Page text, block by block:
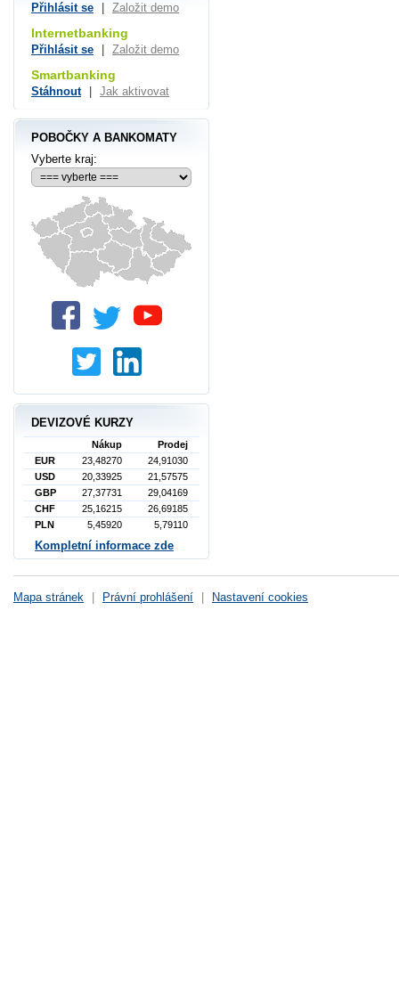
Přihlásit se Založit demo
Internetbanking
Přihlásit se Založit demo
Smartbanking
Stáhnout Jak aktivovat
POBOČKY A BANKOMATY
Vyberte kraj:
DEVIZOVÉ KURZY
Nákup
Prodej
EUR
23,48270
24,91030
USD
20,33925
21,57575
GBP
27,37731
29,04169
CHF
25,16215
26,69185
PLN
5,45920 5,79110
Kompletní informace zde
Mapa stránek Právní prohlášení Nastavení cookies